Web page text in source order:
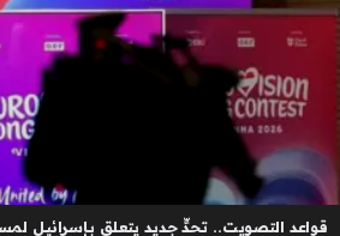
قواعد التصويت.. تحدٍّ جديد يتعلق بإسرائيل